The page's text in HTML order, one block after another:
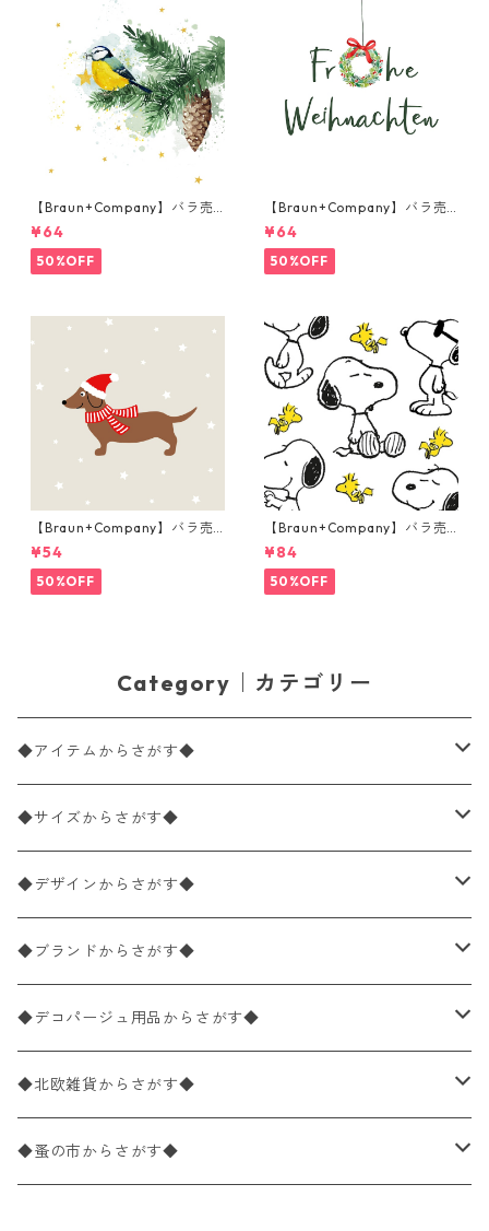
【Braun+Company】バラ売
り2枚 ランチサイズ ペーパー
ナプキン Wintermeise ホワ
イト
¥64
50%OFF
【Braun+Company】バラ売
り2枚 ランチサイズ ペーパー
ナプキン Kleiner Kranz ホワ
イト
¥64
50%OFF
【Braun+Company】バラ売
り2枚 カクテルサイズ ペーパ
ーナプキン Weihnachtsdack
el ライトグレー
¥54
50%OFF
【Braun+Company】バラ売
り2枚 ランチサイズ ペーパー
ナプキン Snoopy + Woodstoc
k ホワイト PEANUTS
¥84
50%OFF
Category｜カテゴリー
◆アイテムからさがす◆
ペーパーナプキン2枚バラ売り
ペーパーナプキン1枚バラ売り
ペーパーナプキン20枚入りパック
ペーパーナプキン10枚入りパック
ライスペーパー
ペーパーリネンナプキン
◆サイズからさがす◆
33×33cm（ランチサイズ）
バラ売り
パック売り
25×25cm（カクテルサイズ）
バラ売り
パック売り
40×40cm（ディナーサイズ）
バラ売り
パック売り
21×21cm（ポケットサイズ）
バラ売り
33cm（ラウンド）
◆デザインからさがす◆
花柄
植物・グリーン柄
動物・鳥・昆虫・蝶柄
海・魚柄
◆ブランドからさがす◆
ドイツ製 IHR/イア
ランチサイズ
カクテルサイズ
ドイツ製 Ambiente/アンビエンテ
ランチサイズ
ドイツ製 Paperproducts Design
◆デコパージュ用品からさがす◆
デコパージュ液
デコパージュ下地
◆北欧雑貨からさがす◆
シリコンモールド
◆蚤の市からさがす◆